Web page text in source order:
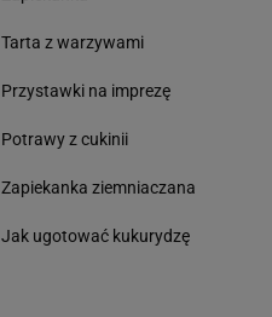
Tarta z warzywami
Przystawki na imprezę
Potrawy z cukinii
Zapiekanka ziemniaczana
Jak ugotować kukurydzę